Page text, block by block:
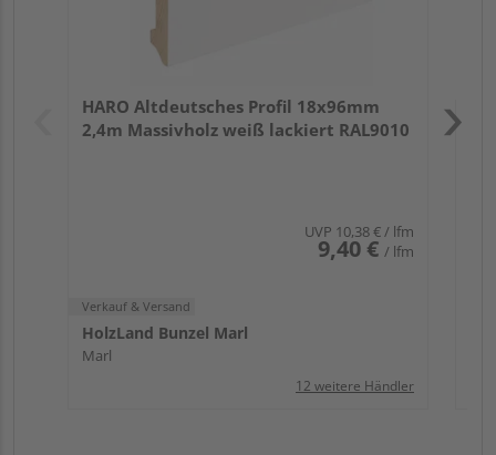
HARO Altdeutsches Profil 18x96mm
2,4m Massivholz weiß lackiert RAL9010
UVP 10,38 €/ lfm
9,40 € / lfm
Verkauf & Versand
HolzLand Bunzel Marl
Marl
12 weitere Händler